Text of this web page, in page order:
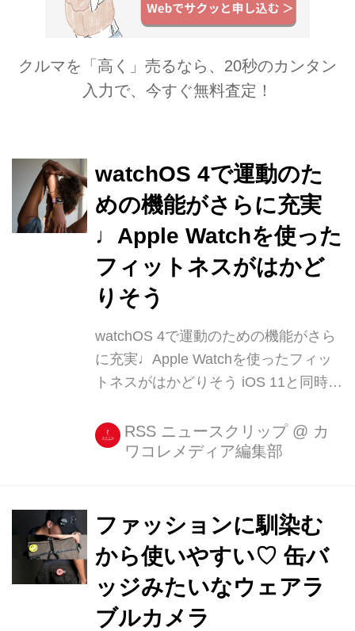
クルマを「高く」売るなら、20秒のカンタン
入力で、今すぐ無料査定！
watchOS 4で運動のた
めの機能がさらに充実
♩Apple Watchを使った
フィットネスがはかど
りそう
watchOS 4で運動のための機能がさら
に充実♩Apple Watchを使ったフィッ
トネスがはかどりそう iOS 11と同時に
OSのメジャーアップデートとなる
watchOS 4です。 ワークアウトやアク
りそう♩ 美 [...]
RSS ニュースクリップ @ カ
ワコレメディア編集部
ファッションに馴染む
から使いやすい♡ 缶バ
ッジみたいなウェアラ
ブルカメラ